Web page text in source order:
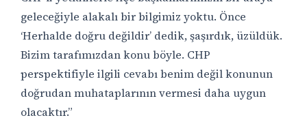
geleceğiyle alakalı bir bilgimiz yoktu. Önce
‘Herhalde doğru değildir’ dedik, şaşırdık, üzüldük.
Bizim tarafımızdan konu böyle. CHP
perspektifiyle ilgili cevabı benim değil konunun
doğrudan muhataplarının vermesi daha uygun
olacaktır.”